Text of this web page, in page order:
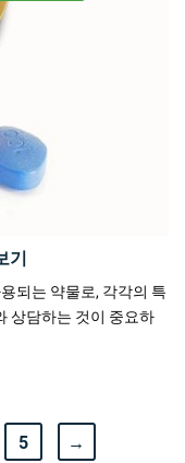
기
되는 약물로, 각각의 특
상담하는 것이 중요하
5 →